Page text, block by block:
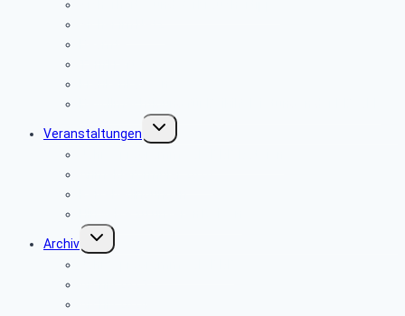
Veranstaltungen
Untermenü
umschalten
Archiv
Untermenü
umschalten